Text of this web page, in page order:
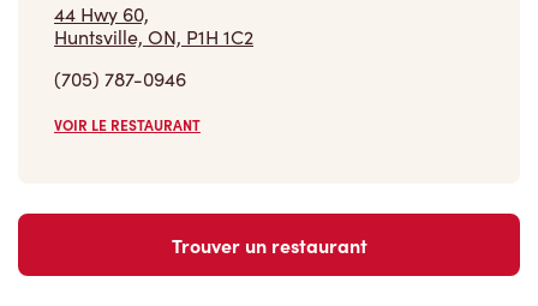
44 Hwy 60,
Huntsville, ON, P1H 1C2
(705) 787-0946
VOIR LE RESTAURANT
Trouver un restaurant